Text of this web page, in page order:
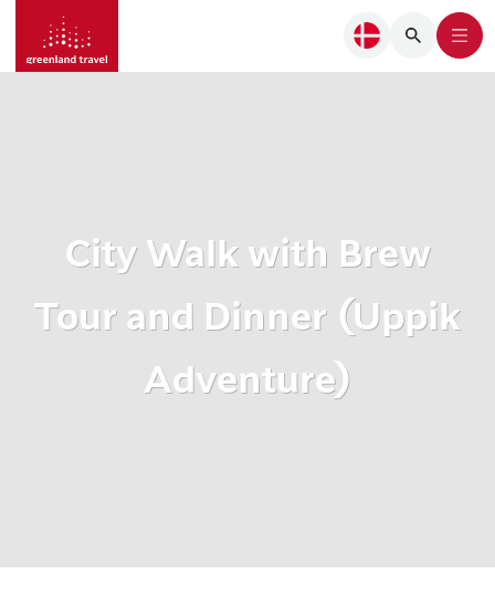
City Walk with Brew
Tour and Dinner (Uppik
Adventure)